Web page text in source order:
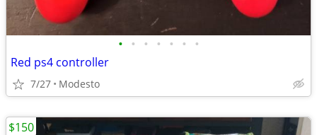
• • • • • • •
Red ps4 controller
7/27 Modesto
$150